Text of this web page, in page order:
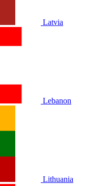
Latvia
Lebanon
Lithuania